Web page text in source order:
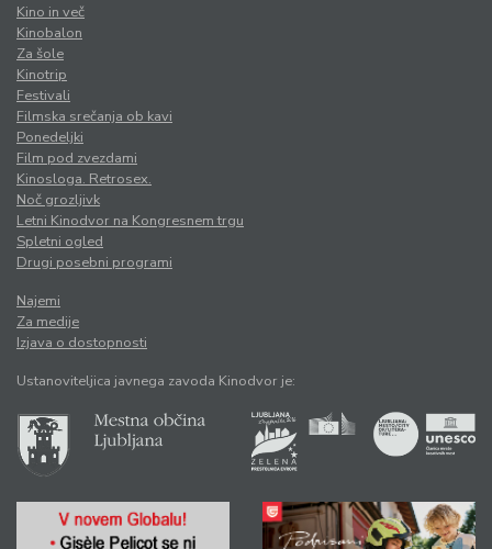
Kino in več
Kinobalon
Za šole
Kinotrip
Festivali
Filmska srečanja ob kavi
Ponedeljki
Film pod zvezdami
Kinosloga. Retrosex.
Noč grozljivk
Letni Kinodvor na Kongresnem trgu
Spletni ogled
Drugi posebni programi
Najemi
Za medije
Izjava o dostopnosti
Ustanoviteljica javnega zavoda Kinodvor je: